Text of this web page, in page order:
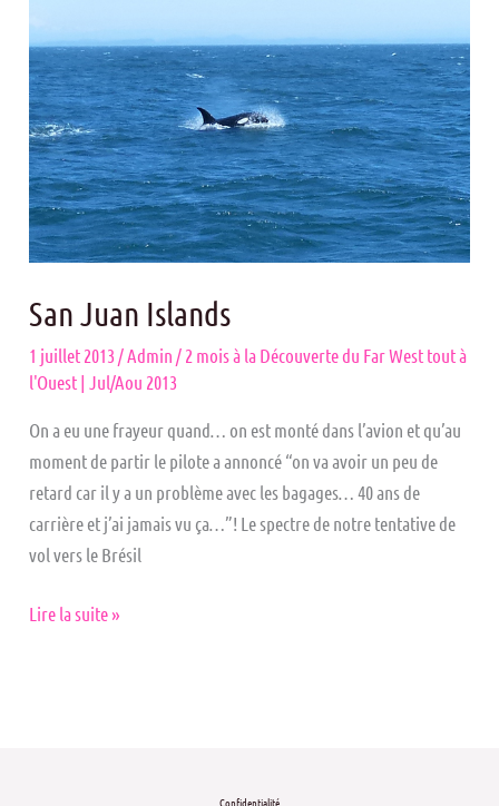
San Juan Islands
1 juillet 2013 / Admin / 2 mois à la Découverte du Far West tout à
l'Ouest | Jul/Aou 2013
On a eu une frayeur quand… on est monté dans l’avion et qu’au
moment de partir le pilote a annoncé “on va avoir un peu de
retard car il y a un problème avec les bagages… 40 ans de
carrière et j’ai jamais vu ça…”! Le spectre de notre tentative de
vol vers le Brésil
Lire la suite »
Confidentialité